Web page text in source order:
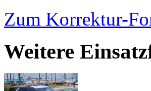
Zum Korrektur-
Weitere